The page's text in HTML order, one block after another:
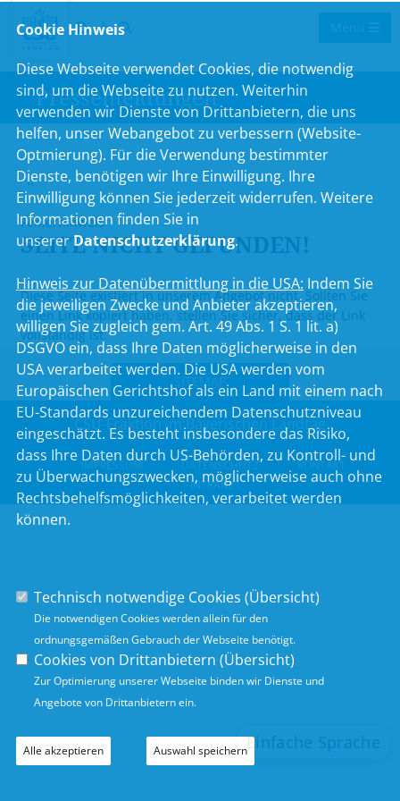
Menu
Pressemeldungen
..
Fehlerhinweis
SEITE NICHT GEFUNDEN!
Diese Seite existiert in unserem Angebot nicht. Sollten Sie
einen Link kopiert haben, stellen Sie sicher, dass der Link
vollständig ist.
SITEMAP
CSU-Fraktion im Bayerischen Landtag
IMPRESSUM DATENSCHUTZ
KONTAKT
INTRANET
Cookie Hinweis
Diese Webseite verwendet Cookies, die notwendig
sind, um die Webseite zu nutzen. Weiterhin
verwenden wir Dienste von Drittanbietern, die uns
helfen, unser Webangebot zu verbessern (Website-
Optmierung). Für die Verwendung bestimmter
Dienste, benötigen wir Ihre Einwilligung. Ihre
Einwilligung können Sie jederzeit widerrufen. Weitere
Informationen finden Sie in
unserer Datenschutzerklärung.
Hinweis zur Datenübermittlung in die USA: Indem Sie
die jeweiligen Zwecke und Anbieter akzeptieren,
willigen Sie zugleich gem. Art. 49 Abs. 1 S. 1 lit. a)
DSGVO ein, dass Ihre Daten möglicherweise in den
USA verarbeitet werden. Die USA werden vom
Europäischen Gerichtshof als ein Land mit einem nach
EU-Standards unzureichendem Datenschutzniveau
eingeschätzt. Es besteht insbesondere das Risiko,
dass Ihre Daten durch US-Behörden, zu Kontroll- und
zu Überwachungszwecken, möglicherweise auch ohne
Rechtsbehelfsmöglichkeiten, verarbeitet werden
können.
Technisch notwendige Cookies (Übersicht)
Die notwendigen Cookies werden allein für den
ordnungsgemäßen Gebrauch der Webseite benötigt.
Cookies von Drittanbietern (Übersicht)
Zur Optimierung unserer Webseite binden wir Dienste und
Angebote von Drittanbietern ein.
Alle akzeptieren Auswahl speichern